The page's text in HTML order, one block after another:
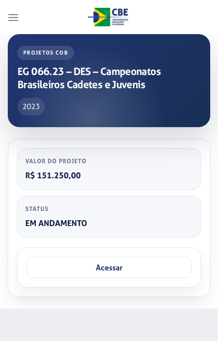
PROJETOS COB
EG 066.23 – DES – Campeonatos
Brasileiros Cadetes e Juvenis
2023
VALOR DO PROJETO
R$ 151.250,00
STATUS
EM ANDAMENTO
Acessar